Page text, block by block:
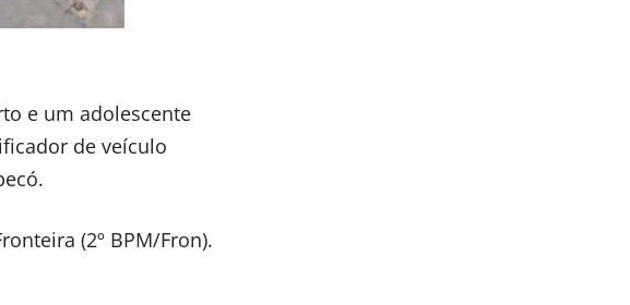
e um adolescente
de veículo
(2º BPM/Fron).